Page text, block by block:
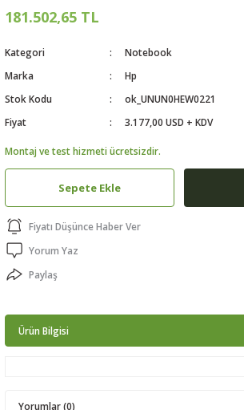
181.502,65 TL
Kategori
Notebook
Marka
Hp
Stok Kodu
ok_UNUN0HEW0221
Fiyat
3.177,00 USD + KDV
Montaj ve test hizmeti ücretsizdir.
Sepete Ekle
Fiyatı Düşünce Haber Ver
Yorum Yaz
Paylaş
Ürün Bilgisi
Yorumlar (0)